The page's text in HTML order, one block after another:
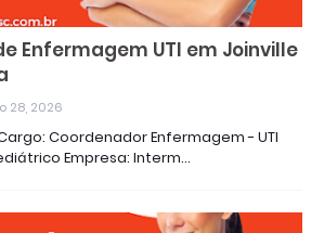
Enfermagem UTI em Joinville
28, 2026
Coordenador Enfermagem - UTI
Empresa: Interm…